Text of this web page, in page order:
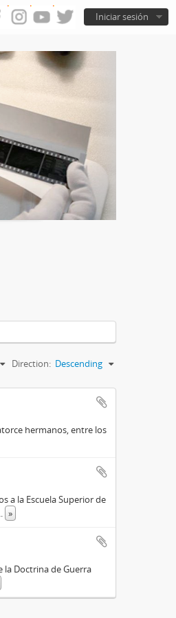
Iniciar sesión
Direction: Descending
hermanos, entre los
a la Escuela Superior de
»
la Doctrina de Guerra